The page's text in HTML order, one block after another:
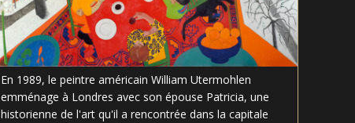
En 1989, le peintre américain William Utermohlen
emménage à Londres avec son épouse Patricia, une
historienne de l'art qu'il a rencontrée dans la capitale